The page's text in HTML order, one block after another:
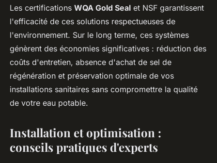
Les certifications WQA Gold Seal et NSF garantissent
l'efficacité de ces solutions respectueuses de
l'environnement. Sur le long terme, ces systèmes
génèrent des économies significatives : réduction des
coûts d'entretien, absence d'achat de sel de
régénération et préservation optimale de vos
installations sanitaires sans compromettre la qualité
de votre eau potable.
Installation et optimisation :
conseils pratiques d'experts